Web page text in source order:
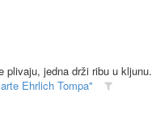
plivaju, jedna drži ribu u kljunu.
Ehrlich Tompa"